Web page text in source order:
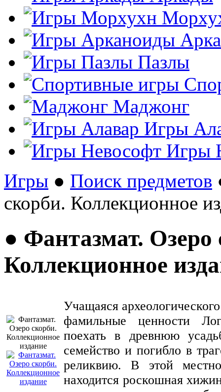
Пазлы
Маджонг
Игры
Игры
Игры ● Поиск предметов
скорби. Коллекционное
● Фантазмат. Озеро
Коллекционное
Учащаяся
фамильные ценности
поехать в древнюю
семейство и погибло в
реликвию. В этой
находится роскошная